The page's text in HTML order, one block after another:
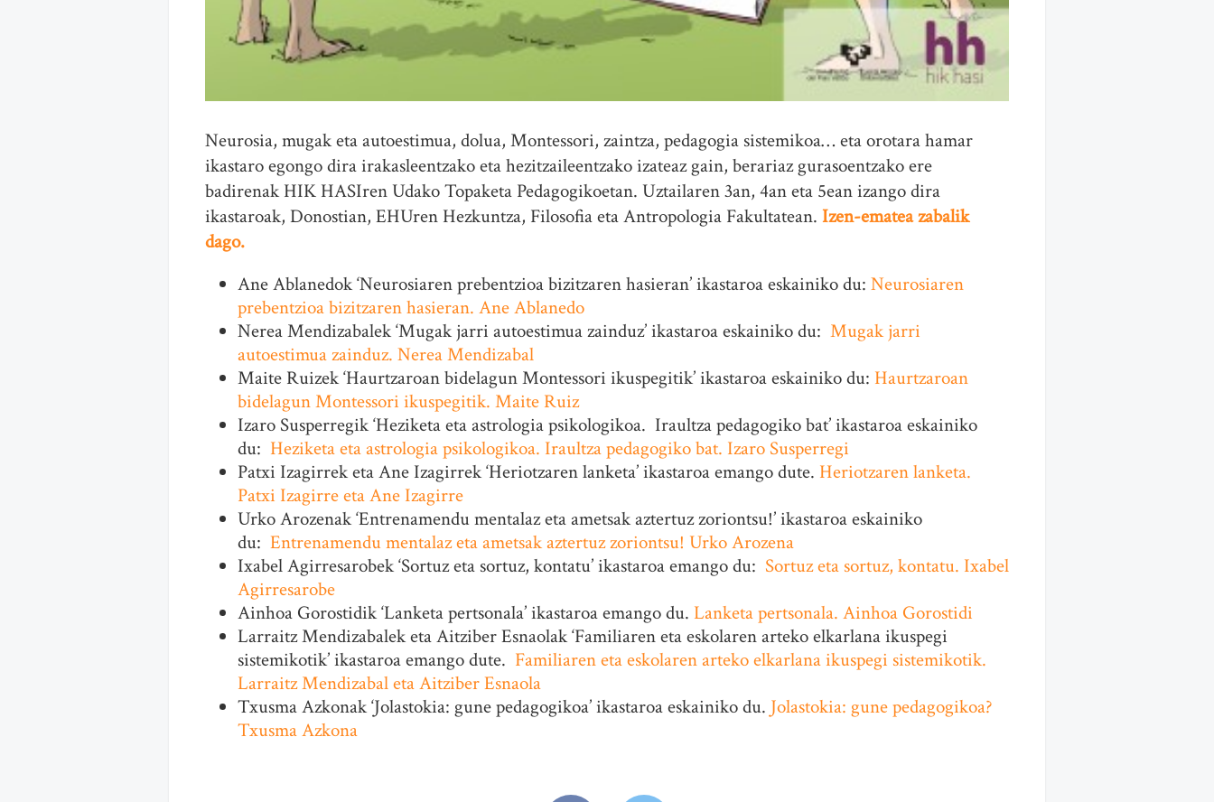
Neurosia, mugak eta autoestimua, dolua, Montessori, zaintza, pedagogia sistemikoa… eta orotara hamar
ikastaro egongo dira irakasleentzako eta hezitzaileentzako izateaz gain, berariaz gurasoentzako ere
badirenak HIK HASIren Udako Topaketa Pedagogikoetan. Uztailaren 3an, 4an eta 5ean izango dira
ikastaroak, Donostian, EHUren Hezkuntza, Filosofia eta Antropologia Fakultatean. Izen-ematea zabalik
dago.
Ane Ablanedok ‘Neurosiaren prebentzioa bizitzaren hasieran’ ikastaroa eskainiko du: Neurosiaren
prebentzioa bizitzaren hasieran. Ane Ablanedo
Nerea Mendizabalek ‘Mugak jarri autoestimua zainduz’ ikastaroa eskainiko du: Mugak jarri
autoestimua zainduz. Nerea Mendizabal
Maite Ruizek ‘Haurtzaroan bidelagun Montessori ikuspegitik’ ikastaroa eskainiko du: Haurtzaroan
bidelagun Montessori ikuspegitik. Maite Ruiz
Izaro Susperregik ‘Heziketa eta astrologia psikologikoa. Iraultza pedagogiko bat’ ikastaroa eskainiko
du: Heziketa eta astrologia psikologikoa. Iraultza pedagogiko bat. Izaro Susperregi
Patxi Izagirrek eta Ane Izagirrek ‘Heriotzaren lanketa’ ikastaroa emango dute. Heriotzaren lanketa.
Patxi Izagirre eta Ane Izagirre
Urko Arozenak ‘Entrenamendu mentalaz eta ametsak aztertuz zoriontsu!’ ikastaroa eskainiko
du: Entrenamendu mentalaz eta ametsak aztertuz zoriontsu! Urko Arozena
Ixabel Agirresarobek ‘Sortuz eta sortuz, kontatu’ ikastaroa emango du: Sortuz eta sortuz, kontatu. Ixabel
Agirresarobe
Ainhoa Gorostidik ‘Lanketa pertsonala’ ikastaroa emango du. Lanketa pertsonala. Ainhoa Gorostidi
Larraitz Mendizabalek eta Aitziber Esnaolak ‘Familiaren eta eskolaren arteko elkarlana ikuspegi
sistemikotik’ ikastaroa emango dute. Familiaren eta eskolaren arteko elkarlana ikuspegi sistemikotik.
Larraitz Mendizabal eta Aitziber Esnaola
Txusma Azkonak ‘Jolastokia: gune pedagogikoa’ ikastaroa eskainiko du. Jolastokia: gune pedagogikoa?
Txusma Azkona